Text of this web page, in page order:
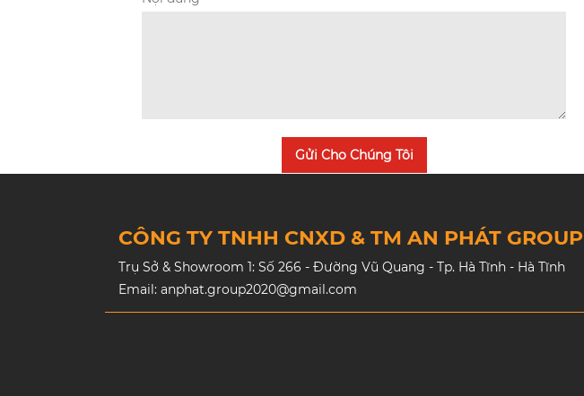
Gửi Cho Chúng Tôi
CÔNG TY TNHH CNXD & TM AN PHÁT GROUP
Trụ Sở & Showroom 1: Số 266 - Đường Vũ Quang - Tp. Hà Tĩnh - Hà Tĩnh
Email: anphat.group2020@gmail.com